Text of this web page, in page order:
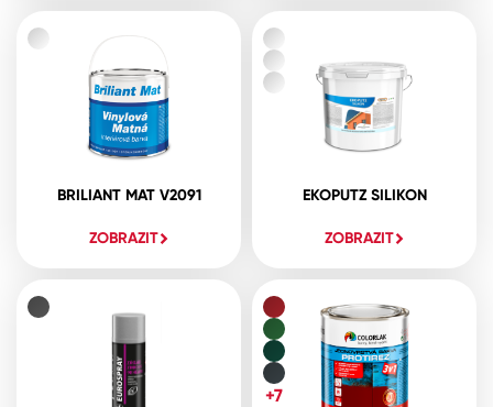
BRILIANT MAT V2091
ZOBRAZIT
EKOPUTZ SILIKON
ZOBRAZIT
+7